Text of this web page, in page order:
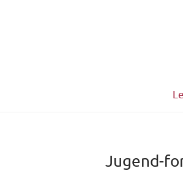
Jugend-